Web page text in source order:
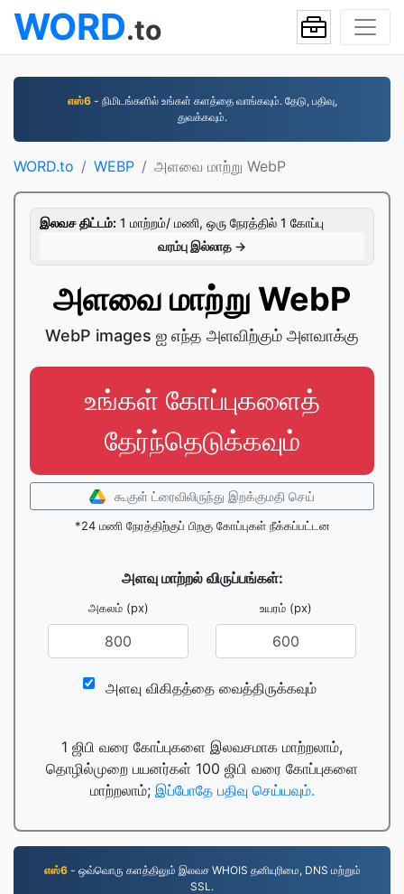
WORD.to
எஸ்6- நிமிடங்களில் உங்கள் களத்தை வாங்கவும். தேடு, பதிவு,
துவக்கவும்.
WORD.to WEBP அளவை மாற்று WebP
இலவச திட்டம்: 1 மாற்றம்/ மணி, ஒரு நேரத்தில் 1 கோப்பு
வரம்பு இல்லாத →
அளவை மாற்று WebP
WebP images ஐ எந்த அளவிற்கும் அளவாக்கு
உங்கள் கோப்புகளைத்
தேர்ந்தெடுக்கவும்
கூகுள் ட்ரைவிலிருந்து இறக்குமதி செய்
*24 மணி நேரத்திற்குப் பிறகு கோப்புகள் நீக்கப்பட்டன
அளவு மாற்றல் விருப்பங்கள்:
அகலம் (px) உயரம் (px)
அளவு விகிதத்தை வைத்திருக்கவும்
1 ஜிபி வரை கோப்புகளை இலவசமாக மாற்றலாம்,
தொழில்முறை பயனர்கள் 100 ஜிபி வரை கோப்புகளை
மாற்றலாம்; இப்போதே பதிவு செய்யவும்.
எஸ்6- ஒவ்வொரு களத்திலும் இலவச WHOIS தனியுரிமை, DNS மற்றும்
SSL.